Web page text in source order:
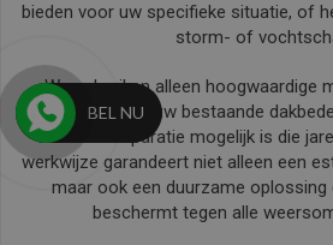
bieden voor uw specifieke situatie, of
storm- of
We gebruiken alleen hoogwaardige
aansluiten bij uw bestaande
naadloze reparatie mogelijk is die
werkwijze garandeert niet alleen een
maar ook een duurzame oplossing
beschermt tegen alle
BEL NU